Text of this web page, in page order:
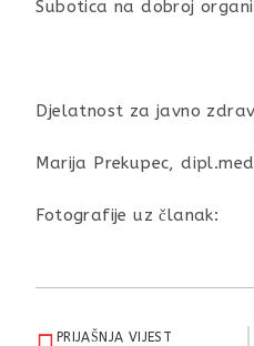
Subotica na dobroj
Djelatnost za javno
Marija Prekupec,
Fotografije uz članak:
PRIJAŠNJA VIJEST